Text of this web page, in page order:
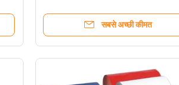
सबसे अच्छी कीमत